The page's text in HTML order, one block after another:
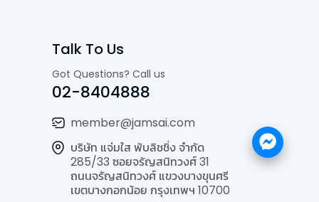
Talk To Us
Got Questions? Call us
02-8404888
member@jamsai.com
บริษัท แจ่มใส พับลิชชิ่ง จำกัด
285/33 ซอยจรัญสนิทวงศ์ 31
ถนนจรัญสนิทวงศ์ แขวงบางขุนศรี
เขตบางกอกน้อย กรุงเทพฯ 10700